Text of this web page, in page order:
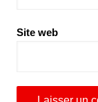
Site web